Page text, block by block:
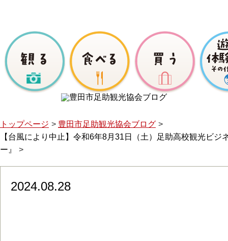
トップページ
豊田市足助観光協会ブログ
【台風により中止】令和6年8月31日（土）足助高校観光ビ
ー』
2024.08.28